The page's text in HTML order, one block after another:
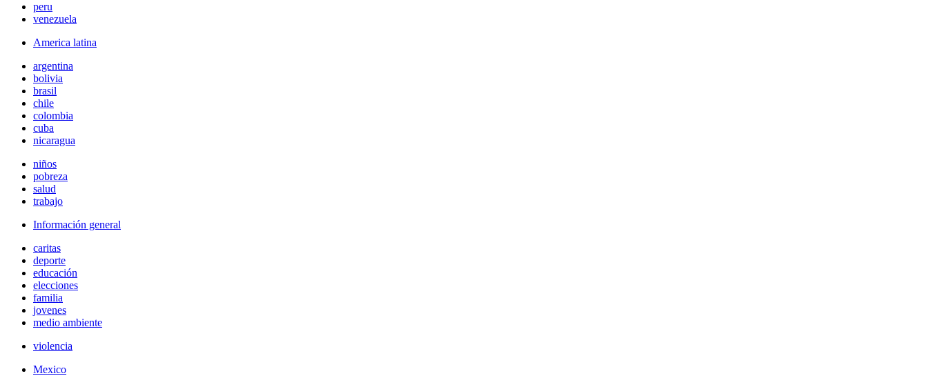
peru
venezuela
America latina
argentina
bolivia
brasil
chile
colombia
cuba
nicaragua
niños
pobreza
salud
trabajo
Información general
caritas
deporte
educación
elecciones
familia
jovenes
medio ambiente
violencia
Mexico